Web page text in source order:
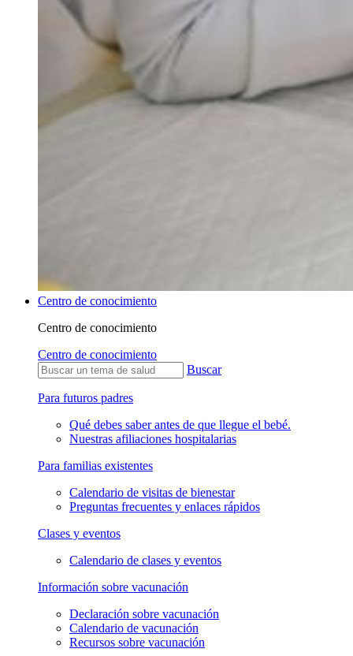
Centro de conocimiento
Centro de conocimiento
Centro de conocimiento
Buscar
Para futuros padres
Qué debes saber antes de que llegue el bebé.
Nuestras afiliaciones hospitalarias
Para familias existentes
Calendario de visitas de bienestar
Preguntas frecuentes y enlaces rápidos
Clases y eventos
Calendario de clases y eventos
Información sobre vacunación
Declaración sobre vacunación
Calendario de vacunación
Recursos sobre vacunación